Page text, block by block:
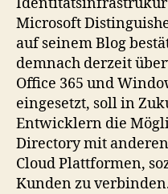
Microsoft
auf seinem Blog
demnach derzeit
Office 365 und
eingesetzt, soll in
Entwicklern die
Directory mit
Cloud Plattformen,
Kunden zu